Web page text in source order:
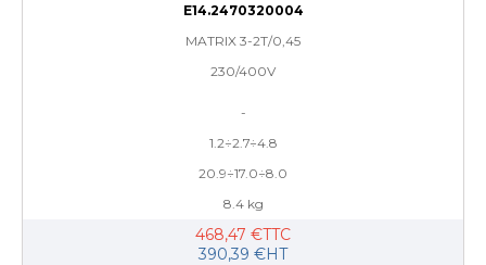
E14.2470320004
MATRIX 3-2T/0,45
230/400V
-
1.2÷2.7÷4.8
20.9÷17.0÷8.0
8.4 kg
468,47 €TTC
390,39 €HT